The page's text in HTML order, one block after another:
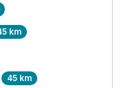
p.P. ab
km
45 km